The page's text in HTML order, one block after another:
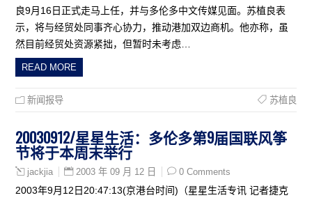
良9月16日正式走马上任，并与多伦多中文传媒见面。苏植良表
示，将与经贸处同事齐心协力，推动港加双边商机。他亦称，虽
然目前经贸处资源紧拙，但暂时未考虑…
READ MORE
新闻报导 苏植良
20030912/星星生活：多伦多第9届国联风筝
节将于本周末举行
jackjia 2003 年 09 月 12 日 0 Comments
2003年9月12日20:47:13(京港台时间)（星星生活专讯 记者捷克